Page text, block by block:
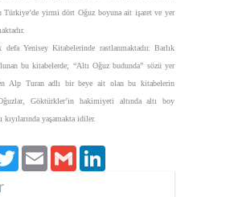
Türkiye’de yirmi dört Oğuz boyuna ait işaret ve yer
Yenisey Kitabelerinde rastlanmaktadır. Barlık
bu kitabelerde; “Altı Oğuz budunda” sözü yer
Alp Turan adlı bir beye ait olan bu kitabelerin
Göktürkler’in hakimiyeti altında altı boy
kıyılarında yaşamakta idiler.
TwitterEmailGmail